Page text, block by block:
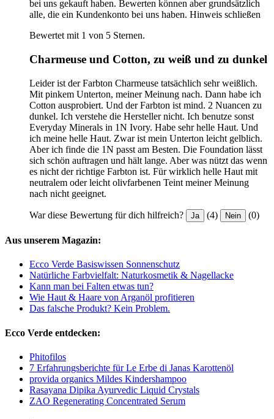
bei uns gekauft haben. Bewerten können aber grundsätzlich
alle, die ein Kundenkonto bei uns haben. Hinweis schließen
Bewertet mit 1 von 5 Sternen.
Charmeuse und Cotton, zu weiß und zu dunkel
Leider ist der Farbton Charmeuse tatsächlich sehr weißlich.
Mit pinkem Unterton, meiner Meinung nach. Dann habe ich
Cotton ausprobiert. Und der Farbton ist mind. 2 Nuancen zu
dunkel. Ich verstehe die Hersteller nicht. Ich benutze sonst
Everyday Minerals in 1N Ivory. Habe sehr helle Haut. Und
ich meine helle Haut. Zwar ist mein Unterton leicht gelblich.
Aber ich finde die 1N passt am Besten. Die Foundation lässt
sich schön auftragen und hält lange. Aber was nützt das wenn
es nicht der richtige Farbton ist. Für wirklich helle Haut mit
neutralem oder leicht olivfarbenen Teint meiner Meinung
nach nicht geeignet.
War diese Bewertung für dich hilfreich? Ja (4) Nein (0)
Aus unserem Magazin:
Ecco Verde Basiswissen Sonnenschutz
Natürliche Farbvielfalt: Naturkosmetik & Nagellacke
Kann man bei Falten etwas tun?
Wie Haut & Haare von Arganöl profitieren
Das falsche Produkt? Kein Problem.
Ecco Verde entdecken:
Phitofilos
7 Erfahrungsberichte für Le Erbe di Janas Karottenöl
provida organics Mildes Kindershampoo
Rasayana Dipika Ayurvedic Liquid Crystals
ZAO Regenerating Concentrated Serum